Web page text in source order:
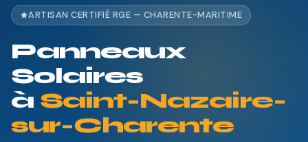
ARTISAN CERTIFIÉ RGE — CHARENTE-MARITIME
Panneaux
Solaires
à Saint-Nazaire-
sur-Charente